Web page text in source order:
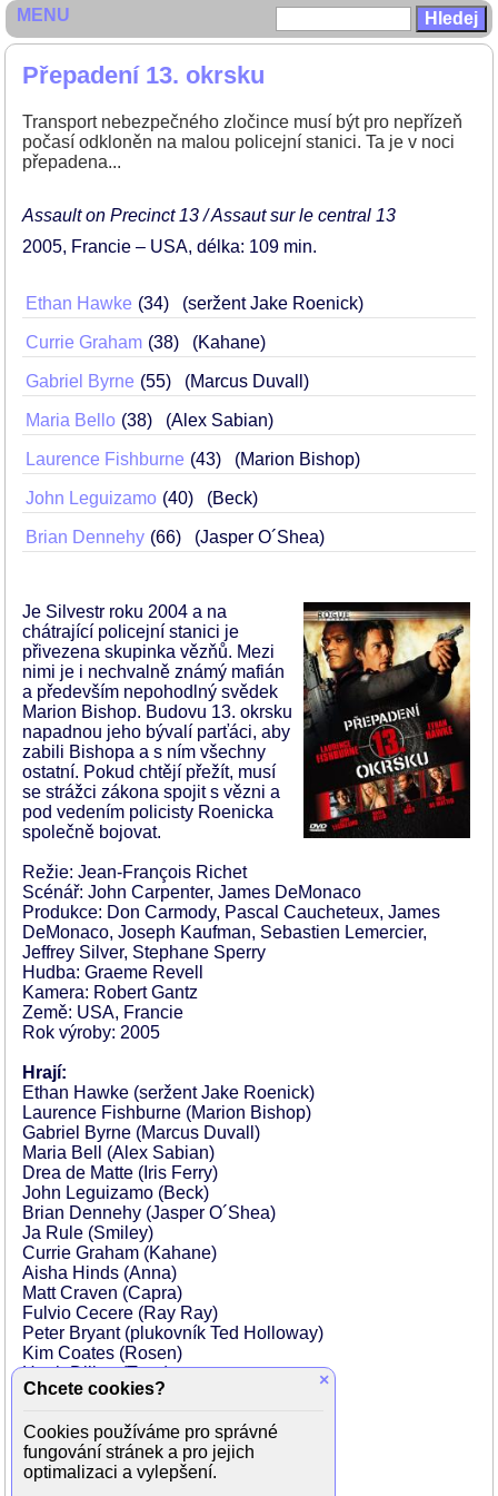
Přepadení 13. okrsku
Transport nebezpečného zločince musí být pro nepřízeň
počasí odkloněn na malou policejní stanici. Ta je v noci
přepadena...
Assault on Precinct 13 / Assaut sur le central 13
2005 Francie – USA délka: 109 min
Ethan Hawke 34 (seržent Jake Roenick)
Currie Graham 38 (Kahane)
Gabriel Byrne 55 (Marcus Duvall)
Maria Bello 38 (Alex Sabian)
Laurence Fishburne 43 (Marion Bishop)
John Leguizamo 40 (Beck)
Brian Dennehy 66 (Jasper O´Shea)
Je Silvestr roku 2004 a na
chátrající policejní stanici je
přivezena skupinka vězňů. Mezi
nimi je i nechvalně známý mafián
a především nepohodlný svědek
Marion Bishop. Budovu 13. okrsku
napadnou jeho bývalí parťáci, aby
zabili Bishopa a s ním všechny
ostatní. Pokud chtějí přežít, musí
se strážci zákona spojit s vězni a
pod vedením policisty Roenicka
společně bojovat.
Režie: Jean-François Richet
Scénář: John Carpenter, James DeMonaco
Produkce: Don Carmody, Pascal Caucheteux, James
DeMonaco, Joseph Kaufman, Sebastien Lemercier,
Jeffrey Silver, Stephane Sperry
Hudba: Graeme Revell
Kamera: Robert Gantz
Země: USA, Francie
Rok výroby: 2005
Hrají:
Ethan Hawke (seržent Jake Roenick)
Laurence Fishburne (Marion Bishop)
Gabriel Byrne (Marcus Duvall)
Maria Bell (Alex Sabian)
Drea de Matte (Iris Ferry)
John Leguizamo (Beck)
Brian Dennehy (Jasper O´Shea)
Ja Rule (Smiley)
Currie Graham (Kahane)
Aisha Hinds (Anna)
Matt Craven (Capra)
Fulvio Cecere (Ray Ray)
Peter Bryant (plukovník Ted Holloway)
Kim Coates (Rosen)
Hugh Dillon (Tony)
Tig Fong (Danny Holičo)
Jessica Grec (Coral)
Dorian Harewood (Gil)
Arnold Pinnock (Carlyle)
MENU
×
Chcete cookies?
Cookies používáme pro správné
fungování stránek a pro jejich
optimalizaci a vylepšení.